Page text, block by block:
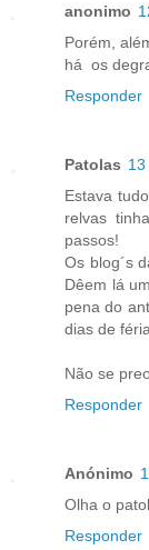
anonimo
Porém,
há os
Responder
Patolas
Estava
relvas
passos!
Os blog´s
Dêem lá
pena do
dias de
Não se
Responder
Anónimo
Olha o
Responder